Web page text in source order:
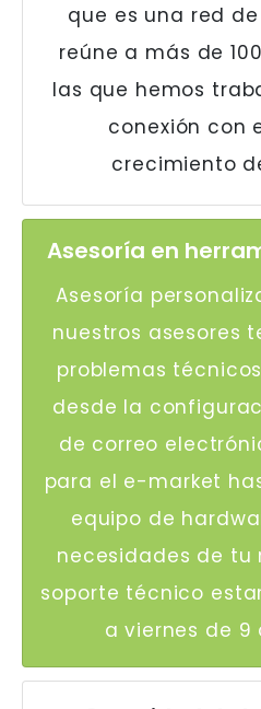
que es una red
reúne a más de
las que hemos
conexión con
crecimiento
Asesoría en
Asesoría
nuestros asesores
problemas
desde la
de correo
para el e-market
equipo de
necesidades de tu
soporte técnico
a viernes de 9